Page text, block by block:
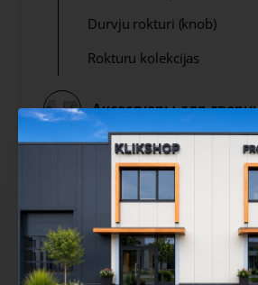
Durvju rokturi (knob)
Rokturu kolekcijas
Аксессуары для
Interjera profili
Logu furnitūra